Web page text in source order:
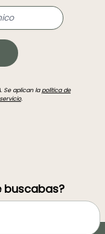
Se aplican la política de
.
buscabas?